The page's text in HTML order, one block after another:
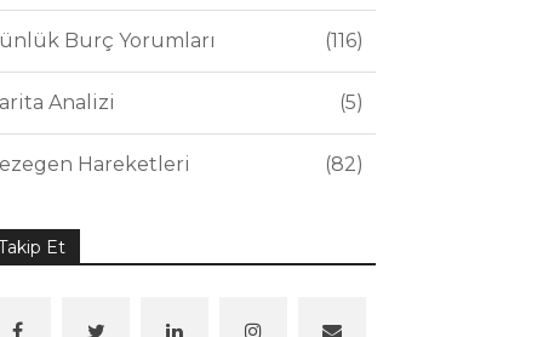
Burç Yorumları 116
Analizi 5
Hareketleri 82
Et